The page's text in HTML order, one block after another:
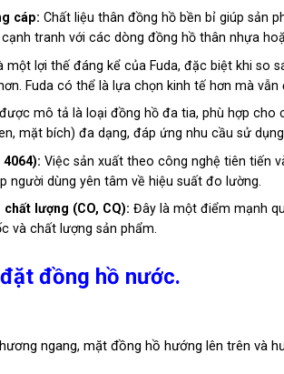
cáp: Chất liệu thân đồng hồ bền bỉ giúp sản
tranh với các dòng đồng hồ thân nhựa
một lợi thế đáng kể của Fuda, đặc biệt khi so
Fuda có thể là lựa chọn kinh tế hơn mà vẫn
được mô tả là loại đồng hồ đa tia, phù hợp
mặt bích) đa dạng, đáp ứng nhu cầu sử
Việc sản xuất theo công nghệ tiên tiến
người dùng yên tâm về hiệu suất đo lường.
lượng (CO, CQ): Đây là một điểm mạnh
và chất lượng sản phẩm.
đồng hồ nước.
ngang, mặt đồng hồ hướng lên trên và